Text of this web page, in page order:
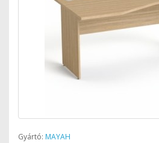
Gyártó: MAYAH